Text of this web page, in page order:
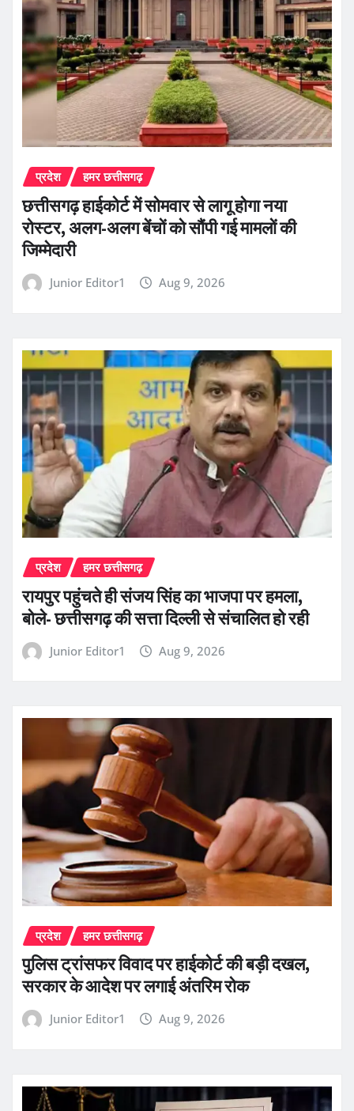
प्रदेश हमर छत्तीसगढ़
छत्तीसगढ़ हाईकोर्ट में सोमवार से लागू होगा नया
रोस्टर, अलग-अलग बेंचों को सौंपी गई मामलों की
जिम्मेदारी
Junior Editor1 Aug 9, 2026
प्रदेश हमर छत्तीसगढ़
रायपुर पहुंचते ही संजय सिंह का भाजपा पर हमला,
बोले- छत्तीसगढ़ की सत्ता दिल्ली से संचालित हो रही
Junior Editor1 Aug 9, 2026
प्रदेश हमर छत्तीसगढ़
पुलिस ट्रांसफर विवाद पर हाईकोर्ट की बड़ी दखल,
सरकार के आदेश पर लगाई अंतरिम रोक
Junior Editor1 Aug 9, 2026